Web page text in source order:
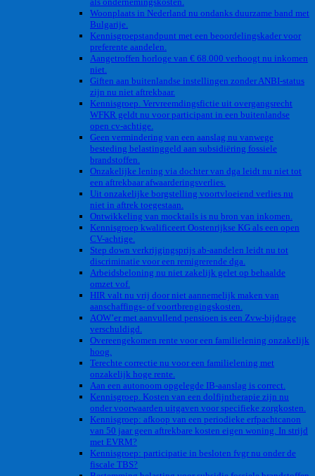
Woonplaats in Nederland nu ondanks duurzame band met
Bulgarije.
Kennisgroepstandpunt met een beoordelingskader voor
preferente aandelen.
Aangetroffen horloge van € 68.000 verhoogt nu inkomen
niet.
Giften aan buitenlandse instellingen zonder ANBI-status
zijn nu niet aftrekbaar.
Kennisgroep. Vervreemdingsfictie uit overgangsrecht
WFKR geldt nu voor participant in een buitenlandse
open cv-achtige.
Geen vermindering van een aanslag nu vanwege
besteding belastinggeld aan subsidiëring fossiele
brandstoffen.
Onzakelijke lening via dochter van dga leidt nu niet tot
een aftrekbaar afwaarderingsverlies.
Uit onzakelijke borgstelling voortvloeiend verlies nu
niet in aftrek toegestaan.
Ontwikkeling van mocktails is nu bron van inkomen.
Kennisgroep kwalificeert Oostenrijkse KG als een open
CV-achtige.
Step down verkrijgingsprijs ab-aandelen leidt nu tot
discriminatie voor een remigrerende dga.
Arbeidsbeloning nu niet zakelijk gelet op behaalde
omzet vof.
HIR valt nu vrij door niet aannemelijk maken van
aanschaffings- of voortbrengingskosten.
AOW’er met aanvullend pensioen is een Zvw-bijdrage
verschuldigd.
Overeengekomen rente voor een familielening onzakelijk
hoog.
Terechte correctie nu voor een familielening met
onzakelijk hoge rente.
Aan een autonoom opgelegde IB-aanslag is correct.
Kennisgroep. Kosten van een dolfijntherapie zijn nu
onder voorwaarden uitgaven voor specifieke zorgkosten.
Kennisgroep: afkoop van een periodieke erfpachtcanon
van 50 jaar geen aftrekbare kosten eigen woning. In strijd
met EVRM?
Kennisgroep: participatie in besloten fvgr nu onder de
fiscale TBS?